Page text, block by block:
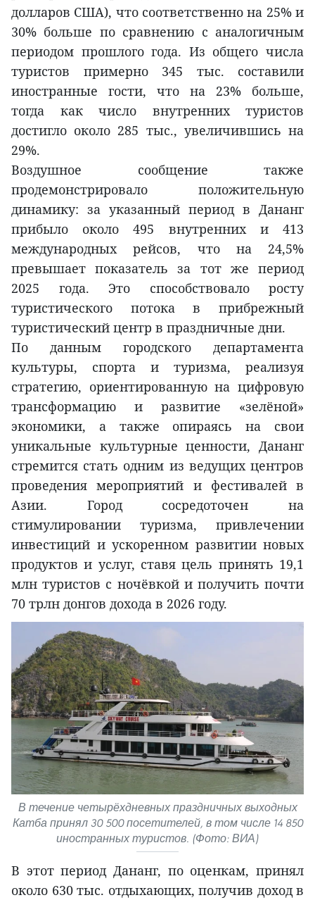
долларов США), что соответственно на 25% и
30% больше по сравнению с аналогичным
периодом прошлого года. Из общего числа
туристов примерно 345 тыс. составили
иностранные гости, что на 23% больше,
тогда как число внутренних туристов
достигло около 285 тыс., увеличившись на
29%.
Воздушное сообщение также
продемонстрировало положительную
динамику: за указанный период в Дананг
прибыло около 495 внутренних и 413
международных рейсов, что на 24,5%
превышает показатель за тот же период
2025 года. Это способствовало росту
туристического потока в прибрежный
туристический центр в праздничные дни.
По данным городского департамента
культуры, спорта и туризма, реализуя
стратегию, ориентированную на цифровую
трансформацию и развитие «зелёной»
экономики, а также опираясь на свои
уникальные культурные ценности, Дананг
стремится стать одним из ведущих центров
проведения мероприятий и фестивалей в
Азии. Город сосредоточен на
стимулировании туризма, привлечении
инвестиций и ускоренном развитии новых
продуктов и услуг, ставя цель принять 19,1
млн туристов с ночёвкой и получить почти
70 трлн донгов дохода в 2026 году.
В течение четырёхдневных праздничных выходных
Катба принял 30 500 посетителей, в том числе 14 850
иностранных туристов. (Фото: ВИА)
В этот период Дананг, по оценкам, принял
около 630 тыс. отдыхающих, получив доход в